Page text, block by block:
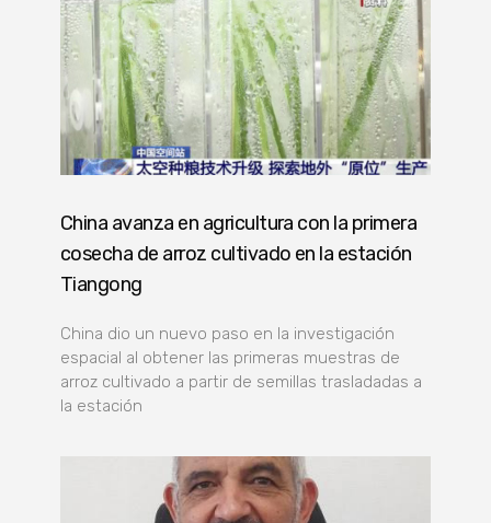
China avanza en agricultura con la primera
cosecha de arroz cultivado en la estación
Tiangong
China dio un nuevo paso en la investigación
espacial al obtener las primeras muestras de
arroz cultivado a partir de semillas trasladadas a
la estación